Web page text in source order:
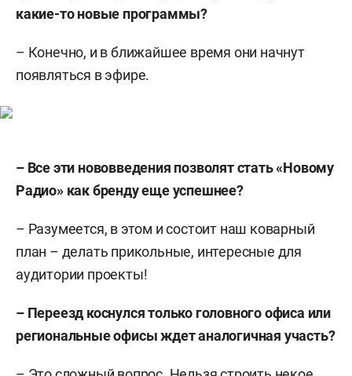
какие-то новые программы?
– Конечно, и в ближайшее время они начнут
появляться в эфире.
– Все эти нововведения позволят стать «Новому
Радио» как бренду еще успешнее?
– Разумеется, в этом и состоит наш коварный
план – делать прикольные, интересные для
аудитории проекты!
– Переезд коснулся только головного офиса или
региональные офисы ждет аналогичная участь?